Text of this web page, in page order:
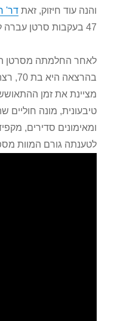
והנה עוד חיזוק, זאת דר' רות
לאחר החלמתה מסרטן
בהרצאה היא
מציינת את זמן ההתאוששות
טיבעונית, מונה חוליים
ומאימונים סדירים,
לטענתה גורם המוות מספר